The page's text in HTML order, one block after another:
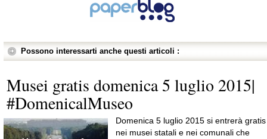
Possono interessarti anche questi articoli :
Musei gratis domenica 5 luglio 2015|
#DomenicalMuseo
Domenica 5 luglio 2015 si entrerà gratis
nei musei statali e nei comunali che